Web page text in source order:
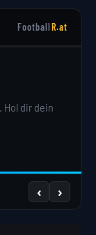
FootballR.at
Hol dir dein
‹ ›